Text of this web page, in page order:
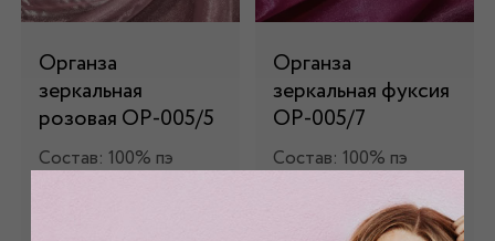
Органза
зеркальная
розовая ОР-005/5
Состав: 100% пэ
Органза
зеркальная фуксия
ОР-005/7
Состав: 100% пэ